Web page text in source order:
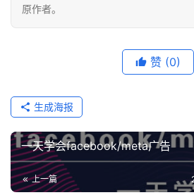
原作者。
赞 (0)
生成海报
一天学会facebook/meta广告
上一篇